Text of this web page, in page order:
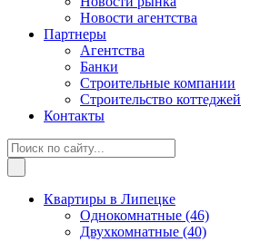
Новости агентства
Партнеры
Агентства
Банки
Строительные компании
Строительство коттеджей
Контакты
Квартиры в Липецке
Однокомнатные (46)
Двухкомнатные (40)